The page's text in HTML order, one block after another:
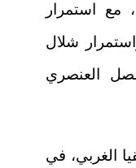
مع استمرار
شلال
العنصري
الغربي، في